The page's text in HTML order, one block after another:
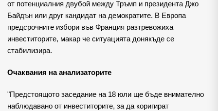
от потенциалния двубой между Тръмп и президента Джо
Байдън или друг кандидат на демократите. В Европа
предсрочните избори във Франция разтревожиха
инвеститорите, макар че ситуацията донякъде се
стабилизира.
Очаквания на анализаторите
"Предстоящото заседание на 18 юли ще бъде внимателно
наблюдавано от инвеститорите, за да коригират